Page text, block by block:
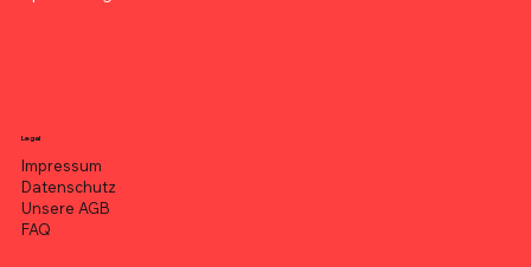
Legal
Impressum
Datenschutz
Unsere AGB
FAQ